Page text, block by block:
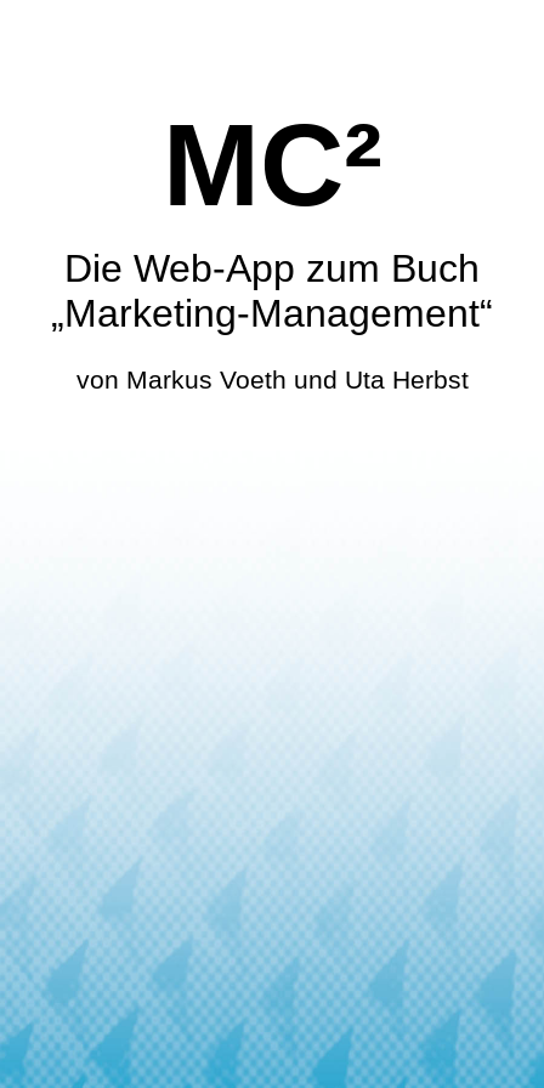
MC²
Die Web-App zum Buch
„Marketing-Management“
von Markus Voeth und Uta Herbst